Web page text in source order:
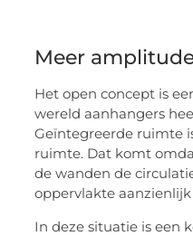
Meer
Het open concept is
wereld aanhangers
Geïntegreerde ruimte
ruimte. Dat komt
de wanden de
oppervlakte
In deze situatie is een